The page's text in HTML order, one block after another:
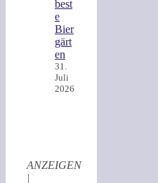
best
e
Bier
gärt
en
31.
Juli
2026
ANZEIGEN
|